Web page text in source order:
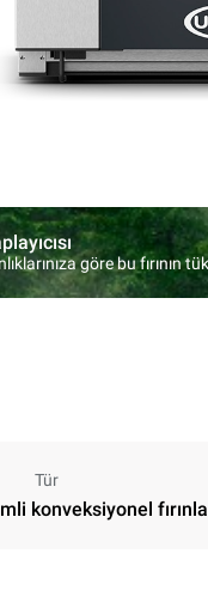
göre bu fırının
Tür
konveksiyonel